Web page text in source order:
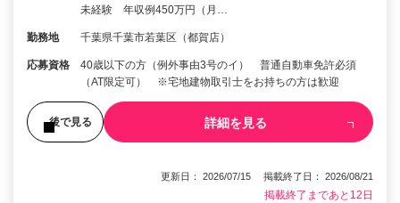
未経験 年収例450万円（月…
勤務地 千葉県千葉市若葉区（都賀店）
応募資格
40歳以下の方（例外事由3号のイ） 普通自動車免許必須
（AT限定可） ※宅地建物取引士をお持ちの方は歓迎
後で見る 詳細を見る
更新日： 2026/07/15 掲載終了日： 2026/08/21
掲載終了まであと12日